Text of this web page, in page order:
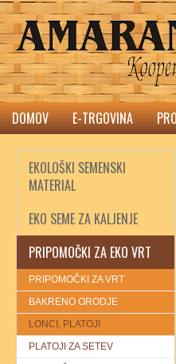
DOMOV E-TRGOVINA
EKOLOŠKI SEMENSKI
MATERIAL
EKO SEME ZA KALJENJE
PRIPOMOČKI ZA EKO VRT
PRIPOMOČKI ZA VRT
BAKRENO ORODJE
LONCI, PLATOJI
PLATOJI ZA SETEV